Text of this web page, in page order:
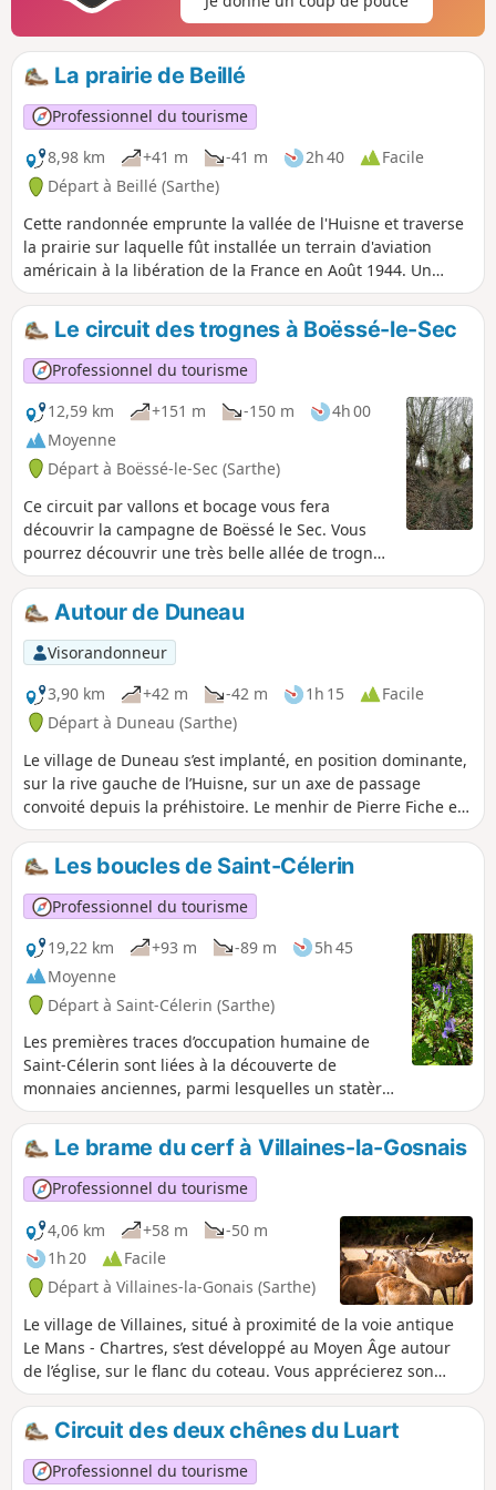
XXe siècle avec l’arrêt du dernier atelier de Prévelles en
1962. La toponymie en garde le souvenir : Les Caves, la
Fosse (aujourd’hui appelée Les Merisiers), les Terres
Blanches.
La prairie de Beillé
Professionnel du tourisme
8,98 km
+41 m -41 m 2h 40
Facile
Départ à Beillé (Sarthe)
Cette randonnée emprunte la vallée de l'Huisne et traverse
la prairie sur laquelle fût installée un terrain d'aviation
américain à la libération de la France en Août 1944. Un
panneau sur place retrace l'histoire de cet aéroport
provisoire.
Le circuit des trognes à Boëssé-le-Sec
Professionnel du tourisme
12,59 km
+151 m -150 m
4h 00
Moyenne
Départ à Boëssé-le-Sec (Sarthe)
Ce circuit par vallons et bocage vous fera
découvrir la campagne de Boëssé le Sec. Vous
pourrez découvrir une très belle allée de trognes
ou arbres têtards.
Autour de Duneau
Visorandonneur
3,90 km
+42 m -42 m 1h 15
Facile
Départ à Duneau (Sarthe)
Le village de Duneau s’est implanté, en position dominante,
sur la rive gauche de l’Huisne, sur un axe de passage
convoité depuis la préhistoire. Le menhir de Pierre Fiche et
le dolmen de la Pierre Couverte, datant du néolithique (vers
-4000), en témoignent. Il s’agit des seuls vestiges
archéologiques visibles parmi beaucoup d’autres couvrant
aussi les périodes de l’Antiquité et du Moyen Âge.
Les boucles de Saint-Célerin
Professionnel du tourisme
19,22 km
+93 m -89 m
5h 45
Moyenne
Départ à Saint-Célerin (Sarthe)
Les premières traces d’occupation humaine de
Saint-Célerin sont liées à la découverte de
monnaies anciennes, parmi lesquelles un statère
gaulois (Ier ou IIe siècle av. J.-C.), et un trésor
carolingien dont l’époque coïncide avec la
première mention, vers 833, du lieu-dit Caliniaco,
en français Chahanay.
Le brame du cerf à Villaines-la-Gosnais
Professionnel du tourisme
4,06 km
+58 m
-50 m
1h 20
Facile
Départ à Villaines-la-Gonais (Sarthe)
Le village de Villaines, situé à proximité de la voie antique
Le Mans - Chartres, s’est développé au Moyen Âge autour
de l’église, sur le flanc du coteau. Vous apprécierez son
caractère champêtre et l’architecture préservée des
maisons du bourg et celles d’anciennes fermes disséminées
dans la campagne. Leurs matériaux, terre cuite pour les
tuiles et les briques, moellons calcaires et enduits à la
Circuit des deux chênes du Luart
Professionnel du tourisme